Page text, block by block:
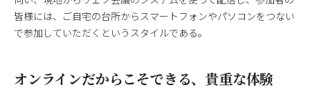
皆様には、ご自宅の台所からスマートフォンやパソコンをつない
で参加していただくというスタイルである。
オンラインだからこそできる、貴重な体験